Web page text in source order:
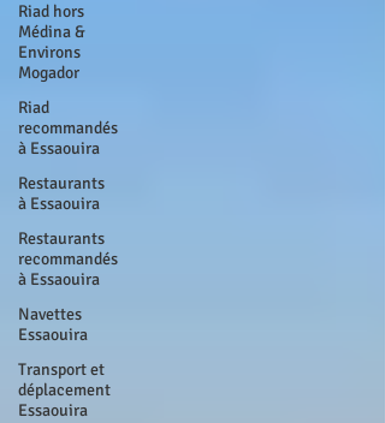
Riad hors
Médina &
Environs
Mogador
Riad
recommandés
à Essaouira
Restaurants
à Essaouira
Restaurants
recommandés
à Essaouira
Navettes
Essaouira
Transport et
déplacement
Essaouira